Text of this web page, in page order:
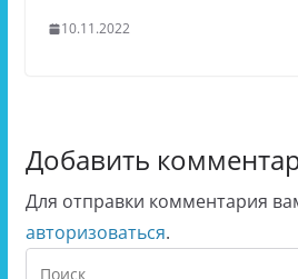
10.11.2022
Добавить
Для отправки комментария
авторизоваться.